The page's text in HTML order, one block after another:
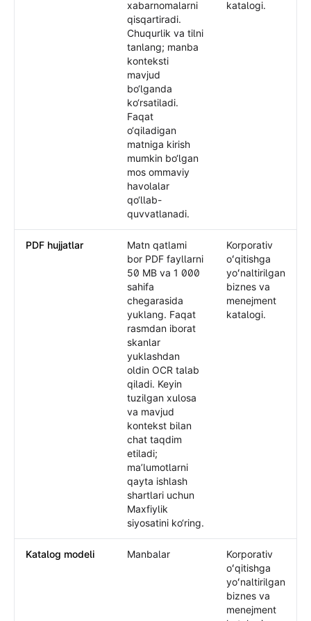
xabarnomalarni
qisqartiradi.
Chuqurlik va tilni
tanlang; manba
konteksti
mavjud
bo‘lganda
ko‘rsatiladi.
Faqat
o‘qiladigan
matniga kirish
mumkin bo‘lgan
mos ommaviy
havolalar
qo‘llab-
quvvatlanadi.
katalogi.
PDF hujjatlar
Matn qatlami
bor PDF fayllarni
50 MB va 1 000
sahifa
chegarasida
yuklang. Faqat
rasmdan iborat
skanlar
yuklashdan
oldin OCR talab
qiladi. Keyin
tuzilgan xulosa
va mavjud
kontekst bilan
chat taqdim
etiladi;
maʼlumotlarni
qayta ishlash
shartlari uchun
Maxfiylik
siyosatini ko‘ring.
Korporativ
oʻqitishga
yoʻnaltirilgan
biznes va
menejment
katalogi.
Katalog modeli Manbalar
Korporativ
oʻqitishga
yoʻnaltirilgan
biznes va
menejment